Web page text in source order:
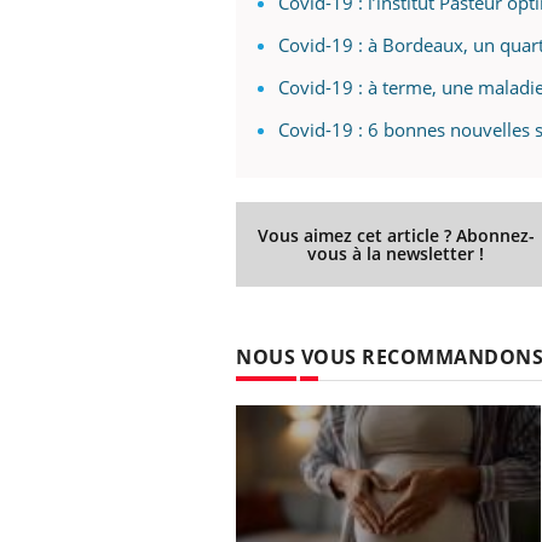
Covid-19 : à Bordeaux, un
Covid-19 : à terme, une
Covid-19 : 6 bonnes
Vous aimez cet article ? Abonnez-
vous à la newsletter !
NOUS VOUS RECOMMANDONS
Carence en fer : comprendre pour
Youtube
même alopécie… Les symptômes de la
carence en fer sont multiples ce qui la rend